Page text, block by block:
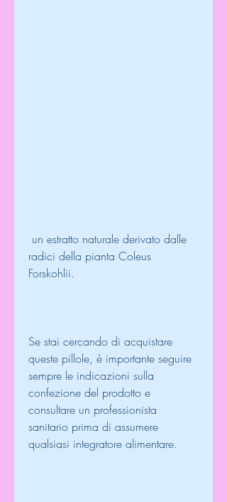
radici della pianta Coleus
Forskohlii.
Se stai cercando di acquistare
queste pillole, è importante seguire
sempre le indicazioni sulla
confezione del prodotto e
consultare un professionista
sanitario prima di assumere
qualsiasi integratore alimentare.